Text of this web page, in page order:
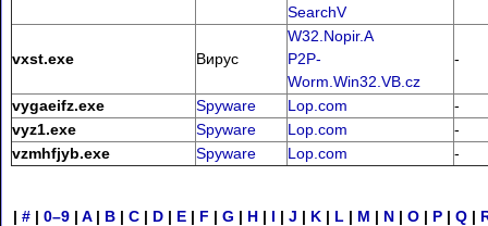
SearchV
vxst.exe Вирус
W32.Nopir.A
P2P-
Worm.Win32.VB.cz
-
vygaeifz.exe Spyware Lop.com
-
vyz1.exe
Spyware Lop.com
-
vzmhfjyb.exe
Spyware Lop.com -
| # | 0–9 | A| B | C | D | E | F | G | H | I | J | K | L | M | N | O | P | Q |